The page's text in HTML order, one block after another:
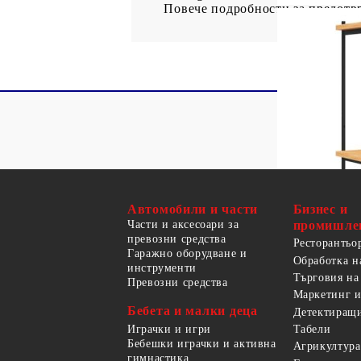
Повече подробности за
Автомобили и части
Части и аксесоари за
превозни средства
Гаражно оборудване и
инструменти
Превозни средства
Бебета и малки деца
Играчки и игри
Бебешки играчки и активна
гимнастика
Бизнес и
Обработка
Търговия
Маркетинг
Табели
Агрикултура